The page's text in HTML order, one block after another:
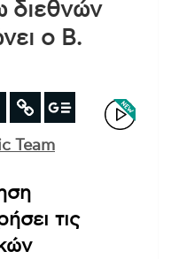
διεθνών
ο Β.
Team
τις